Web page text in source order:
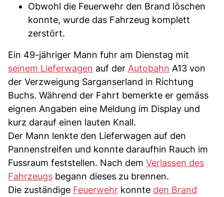
Obwohl die Feuerwehr den Brand löschen
konnte, wurde das Fahrzeug komplett
zerstört.
Ein 49-jähriger Mann fuhr am Dienstag mit
seinem Lieferwagen auf der Autobahn A13 von
der Verzweigung Sarganserland in Richtung
Buchs. Während der Fahrt bemerkte er gemäss
eignen Angaben eine Meldung im Display und
kurz darauf einen lauten Knall.
Der Mann lenkte den Lieferwagen auf den
Pannenstreifen und konnte daraufhin Rauch im
Fussraum feststellen. Nach dem Verlassen des
Fahrzeugs begann dieses zu brennen.
Die zuständige Feuerwehr konnte den Brand